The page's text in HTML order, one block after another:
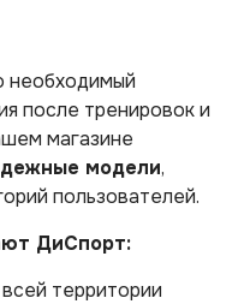
необходимый
после тренировок и
магазине
модели,
пользователей.
ДиСпорт:
территории